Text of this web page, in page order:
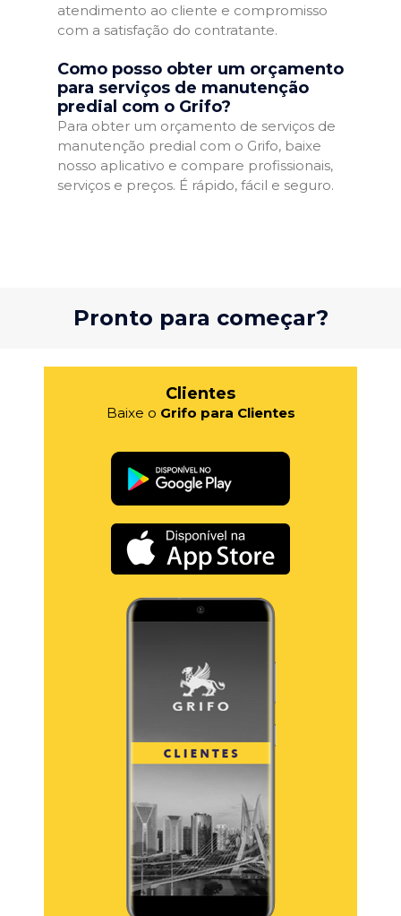
atendimento ao cliente e compromisso
com a satisfação do contratante.
Como posso obter um orçamento
para serviços de manutenção
predial com o Grifo?
Para obter um orçamento de serviços de
manutenção predial com o Grifo, baixe
nosso aplicativo e compare profissionais,
serviços e preços. É rápido, fácil e seguro.
Pronto para começar?
Clientes
Baixe o Grifo para Clientes